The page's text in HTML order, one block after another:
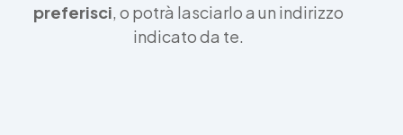
preferisci, o potrà lasciarlo a un indirizzo
indicato da te.